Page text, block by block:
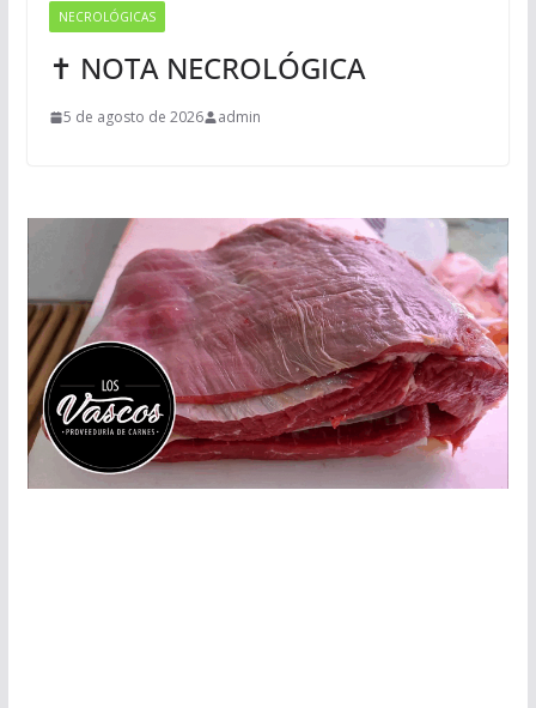
NECROLÓGICAS
✝ NOTA NECROLÓGICA
5 de agosto de 2026 admin